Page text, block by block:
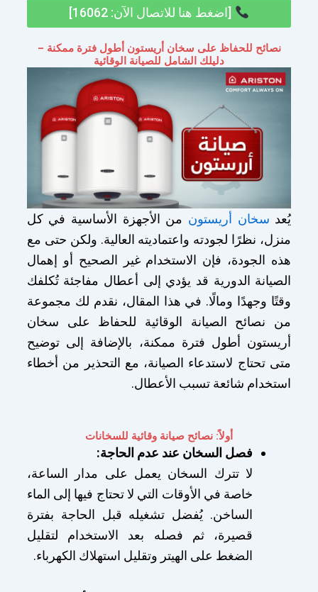
[اضغط هنا للاتصال الآن: 16062]
نصائح للحفاظ على سخان أريستون أطول فترة ممكنة –
دليلك الشامل للصيانة الوقائية
يُعد سخان أريستون من الأجهزة الأساسية في كل
منزل، نظرًا لجودته واعتماديته العالية. ولكن حتى مع
هذه الجودة، فإن الاستخدام غير الصحيح أو إهمال
الصيانة الدورية قد يؤدي إلى أعطال مفاجئة تُكلفك
وقتًا وجهدًا ومالًا. في هذا المقال، نقدم لك مجموعة
من نصائح الصيانة الوقائية للحفاظ على سخان
أريستون أطول فترة ممكنة، بالإضافة إلى توضيح
متى تحتاج لاستدعاء الصيانة، مع التحذير من أخطاء
استخدام شائعة تسبب الأعطال.
أولاً: نصائح صيانة وقائية للسخانات
فصل السخان عند عدم الحاجة:
لا تترك السخان يعمل على مدار الساعة،
خاصة في الأوقات التي لا تحتاج فيها إلى الماء
الساخن. يُفضل تشغيله قبل الحاجة بفترة
قصيرة، ثم فصله بعد الاستخدام لتقليل
الضغط على الهيتر وتقليل استهلاك الكهرباء.